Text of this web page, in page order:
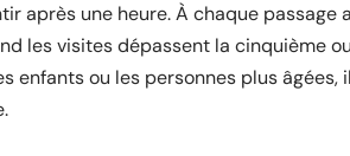
après une heure. À chaque
les visites dépassent la cinquième
enfants ou les personnes plus